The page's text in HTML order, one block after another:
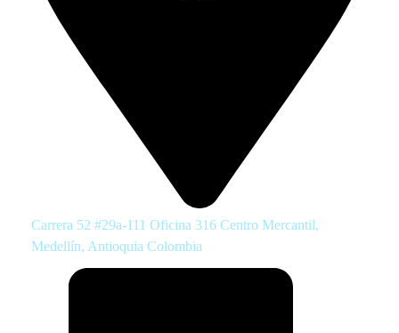
Carrera 52 #29a-111 Oficina 316 Centro Mercantil,
Medellín, Antioquia Colombia